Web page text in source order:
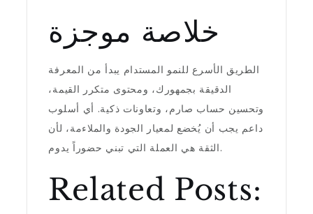
خلاصة موجزة
الطريق الأسرع للنمو المستدام يبدأ من المعرفة
الدقيقة بجمهورك، ومحتوى متكرر القيمة،
وتحسين حساب صارم، وتعاونات ذكية. أي أسلوب
داعم يجب أن يُخضع لمعيار الجودة والملاءمة، لأن
الثقة هي العملة التي تبني حضوراً يدوم.
Related Posts: